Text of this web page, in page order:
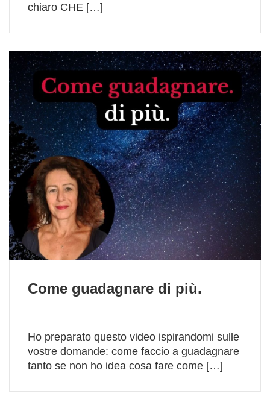
chiaro CHE […]
Come guadagnare di più.
Ho preparato questo video ispirandomi sulle
vostre domande: come faccio a guadagnare
tanto se non ho idea cosa fare come […]